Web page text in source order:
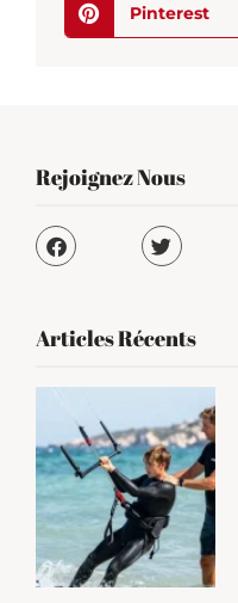
Pinterest
Rejoignez Nous
Articles Récents